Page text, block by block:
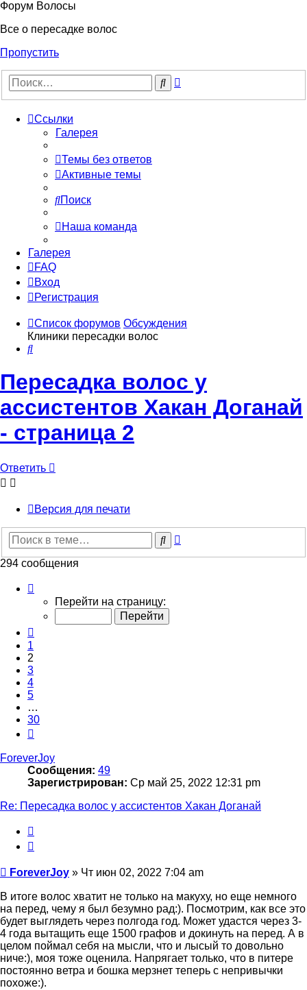
Форум Волосы
Все о пересадке волос
Пропустить
Поиск
Ссылки
Галерея
Темы без ответов
Активные темы
Поиск
Наша команда
Галерея
FAQ
Вход
Регистрация
Список форумов Обсуждения
Клиники пересадки волос
Поиск
Пересадка волос у
ассистентов Хакан Доганай
- страница 2
Ответить
Версия для печати
Поиск
294 сообщения
30
Перейти на страницу:
1
2
3
4
5
…
30
ForeverJoy
Сообщения: 49
Зарегистрирован: Ср май 25, 2022 12:31 pm
Re: Пересадка волос у ассистентов Хакан Доганай
Сообщение
ForeverJoy » Чт июн 02, 2022 7:04 am
В итоге волос хватит не только на макуху, но еще немного
на перед, чему я был безумно рад:). Посмотрим, как все это
будет выглядеть через полгода год. Может удастся через 3-
4 года вытащить еще 1500 графов и докинуть на перед. А в
целом поймал себя на мысли, что и лысый то довольно
ниче:), моя тоже оценила. Напрягает только, что в питере
постоянно ветра и бошка мерзнет теперь с непривычки
похоже:).